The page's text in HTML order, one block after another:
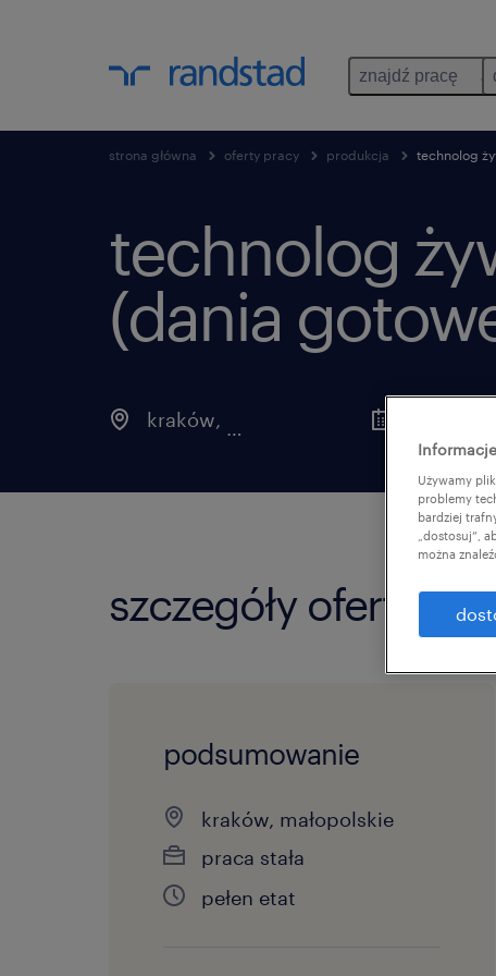
znajdź pracę
strona główna oferty pracy produkcja technolog
technolog
(dania
kraków,
szczegóły oferty
podsumowanie
kraków, małopolskie
praca stała
pełen etat
Używamy
problemy
bardziej
„dostosuj”,
można